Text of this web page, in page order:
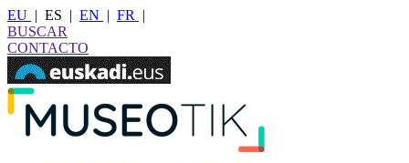
EU | ES | EN | FR
|
BUSCAR
CONTACTO